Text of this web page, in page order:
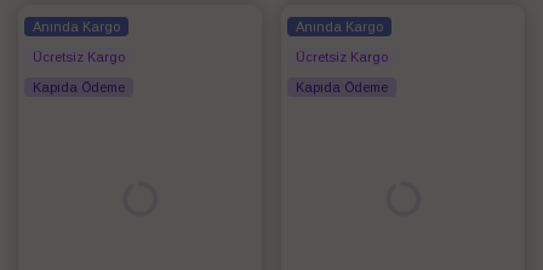
Anında Kargo
Ücretsiz Kargo
Kapıda Ödeme
Anında Kargo
Ücretsiz Kargo
Kapıda Ödeme